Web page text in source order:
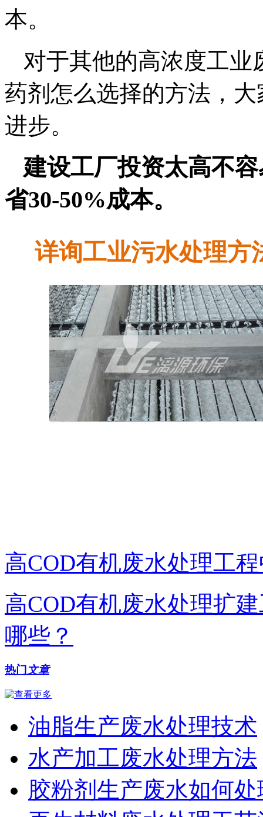
本。
对于其他的高浓度工
药剂怎么选择的方法，
进步。
建设工厂投资太高不
省30-50%成本。
详询工业污水处理方
高COD有机废水处理工
高COD有机废水处理扩
哪些？
热门 文章
油脂生产废水处理技术
水产加工废水处理方法
胶粉剂生产废水如何处